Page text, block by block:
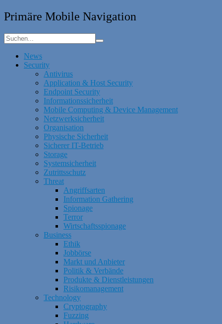
Primäre Mobile Navigation
News
Security
Antivirus
Application & Host Security
Endpoint Security
Informationssicherheit
Mobile Computing & Device Management
Netzwerksicherheit
Organisation
Physische Sicherheit
Sicherer IT-Betrieb
Storage
Systemsicherheit
Zutrittsschutz
Threat
Angriffsarten
Information Gathering
Spionage
Terror
Wirtschaftsspionage
Business
Ethik
Jobbörse
Markt und Anbieter
Politik & Verbände
Produkte & Dienstleistungen
Risikomanagement
Technology
Cryptography
Fuzzing